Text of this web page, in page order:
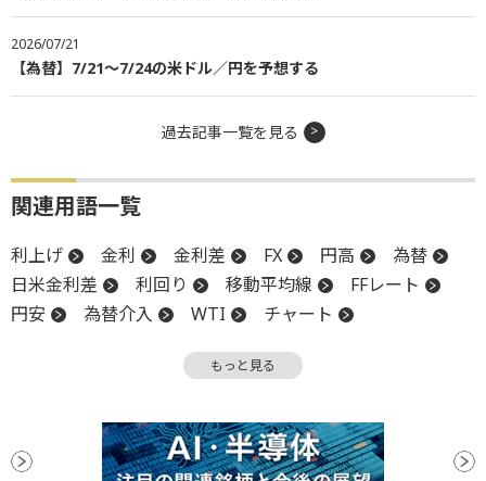
2026/07/21
【為替】7/21～7/24の米ドル／円を予想する
過去記事一覧を見る
関連用語一覧
利上げ 金利 金利差 FX 円高
為替
日米金利差
利回り 移動平均線
FFレート
円安
為替介入 WTI
チャート
もっと見る